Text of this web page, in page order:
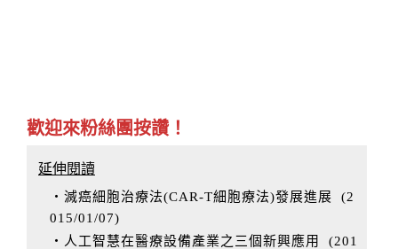
歡迎來粉絲團按讚！
延伸閱讀
‧滅癌細胞治療法(CAR-T細胞療法)發展進展 (2
015/01/07)
‧人工智慧在醫療設備產業之三個新興應用
(201